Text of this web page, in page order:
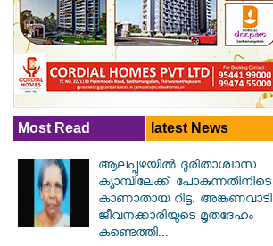
Most Read latest News
ആലപ്പുഴയിൽ ​ദുരിതാശ്വാസ
ക്യാമ്പിലേക്ക് പോകുന്നതിനിടെ
കാണാതായ റിട്ട. അങ്കണവാടി
ജീവനക്കാരിയുടെ മൃതദേഹം
കണ്ടെത്തി...